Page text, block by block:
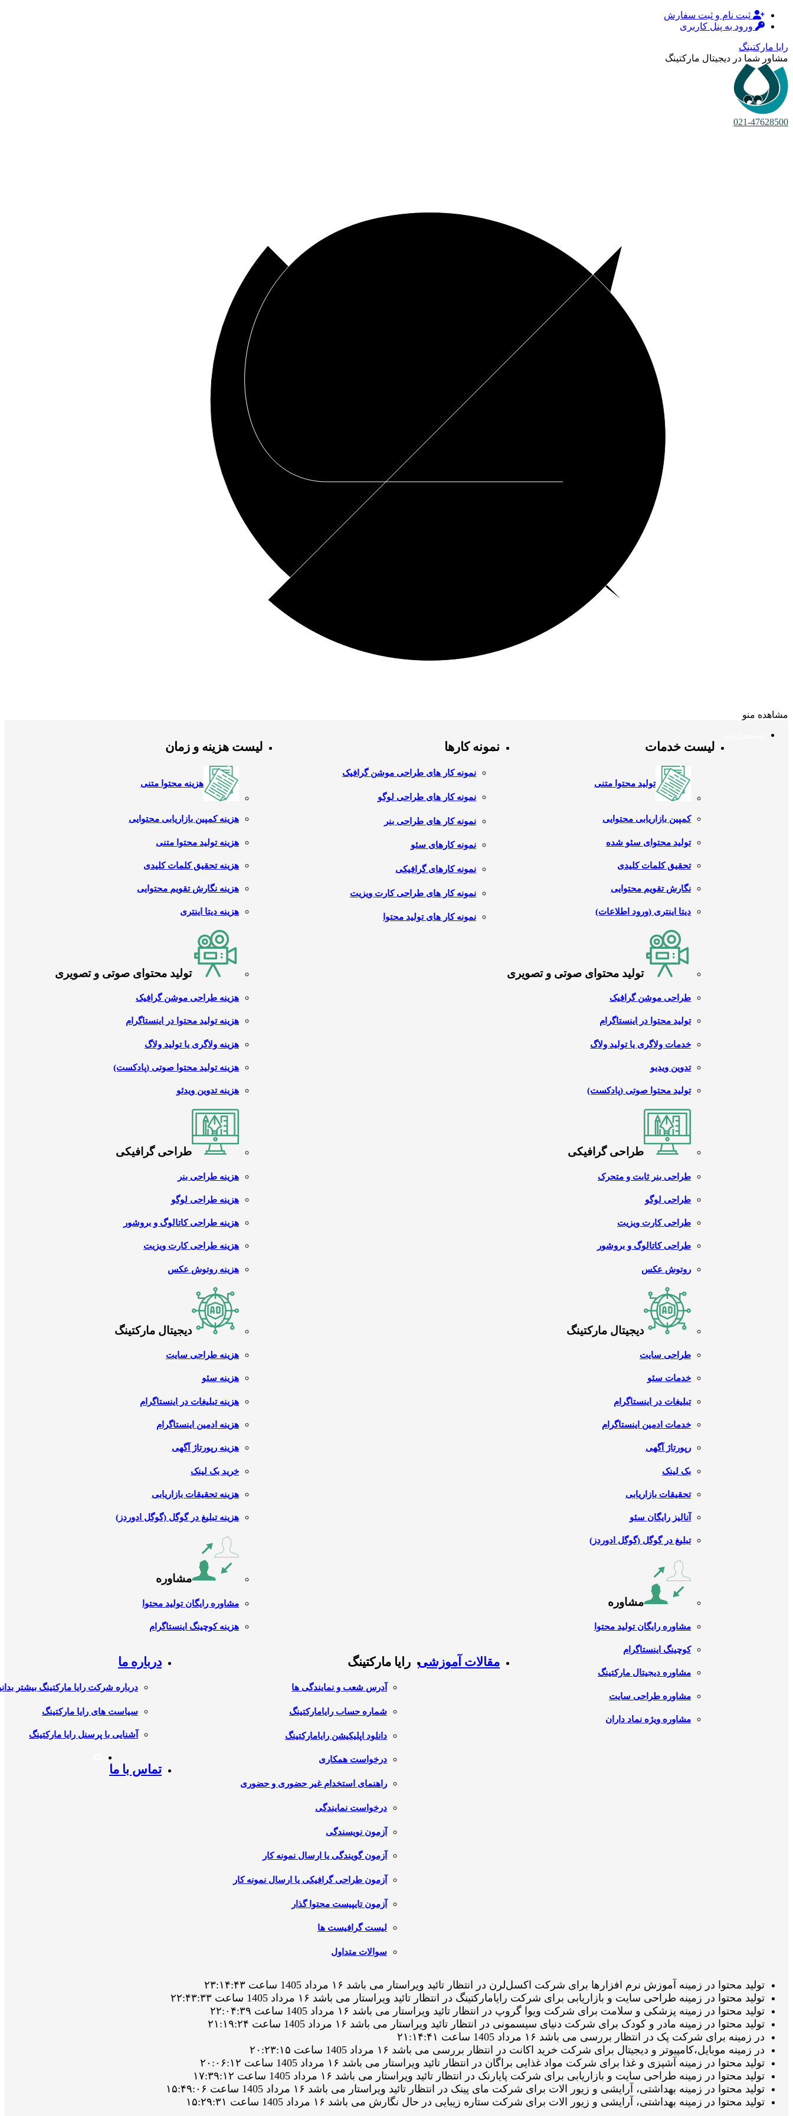
ثبت نام و ثبت سفارش
ورود به پنل کاربری
رایا مارکتینگ
مشاور شما در دیجیتال مارکتینگ
021-47628500
مشاهده منو
لیست خدمات
تولید محتوا متنی
کمپین بازاریابی محتوایی
تولید محتوای سئو شده
تحقیق کلمات کلیدی
نگارش تقویم محتوایی
دیتا اینتری (ورود اطلاعات)
تولید محتوای صوتی و تصویری
طراحی موشن گرافیک
تولید محتوا در اینستاگرام
خدمات ولاگری یا تولید ولاگ
تدوین ویدیو
تولید محتوا صوتی (پادکست)
طراحی گرافیکی
طراحی بنر ثابت و متحرک
طراحی لوگو
طراحی کارت ویزیت
طراحی کاتالوگ و بروشور
روتوش عکس
دیجیتال مارکتینگ
طراحی سایت
خدمات سئو
تبلیغات در اینستاگرام
خدمات ادمین اینستاگرام
رپورتاژ آگهی
بک لینک
تحقیقات بازاریابی
آنالیز رایگان سئو
تبلیغ در گوگل (گوگل ادوردز)
مشاوره
مشاوره رایگان تولید محتوا
کوچینگ اینستاگرام
مشاوره دیجیتال مارکتینگ
مشاوره طراحی سایت
مشاوره ویژه نماد داران
نمونه کارها
نمونه کار های طراحی موشن گرافیک
نمونه کار های طراحی لوگو
نمونه کار های طراحی بنر
نمونه کارهای سئو
نمونه کارهای گرافیکی
نمونه کار های طراحی کارت ویزیت
نمونه کار های تولید محتوا
لیست هزینه و زمان
هزینه محتوا متنی
هزینه کمپین بازاریابی محتوایی
هزینه تولید محتوا متنی
هزینه تحقیق کلمات کلیدی
هزینه نگارش تقویم محتوایی
هزینه دیتا اینتری
تولید محتوای صوتی و تصویری
هزینه طراحی موشن گرافیک
هزینه تولید محتوا در اینستاگرام
هزینه ولاگری یا تولید ولاگ
هزینه تولید محتوا صوتی (پادکست)
هزینه تدوین ویدئو
طراحی گرافیکی
هزینه طراحی بنر
هزینه طراحی لوگو
هزینه طراحی کاتالوگ و بروشور
هزینه طراحی کارت ویزیت
هزینه روتوش عکس
دیجیتال مارکتینگ
هزینه طراحی سایت
هزینه سئو
هزینه تبلیغات در اینستاگرام
هزینه ادمین اینستاگرام
هزینه رپورتاژ آگهی
خرید بک لینک
هزینه تحقیقات بازاریابی
هزینه تبلیغ در گوگل (گوگل ادوردز)
مشاوره
مشاوره رایگان تولید محتوا
هزینه کوچینگ اینستاگرام
مقالات آموزشی رایا مارکتینگ
آدرس شعب و نمایندگی ها
شماره حساب رایامارکتینگ
دانلود اپلیکیشن رایامارکتینگ
درخواست همکاری
راهنمای استخدام غیر حضوری و حضوری
درخواست نمایندگی
آزمون نویسندگی
آزمون گویندگی یا ارسال نمونه کار
آزمون طراحی گرافیکی یا ارسال نمونه کار
آزمون تایپیست محتوا گذار
لیست گرافیست ها
سوالات متداول
درباره ما
درباره شرکت رایا مارکتینگ بیشتر
سیاست های رایا مارکتینگ
آشنایی با پرسنل رایا مارکتینگ
تماس با ما
تولید محتوا در زمینه آموزش نرم افزارها برای شرکت اکسل‌لرن در انتظار تائید ویراستار می باشد ۱۶ مرداد 1405 ساعت ۲۳:۱۴:۴۳
تولید محتوا در زمینه طراحی سایت و بازاریابی برای شرکت رایامارکتینگ در انتظار تائید ویراستار می باشد ۱۶ مرداد 1405 ساعت ۲۲:۴۳:۳۳
تولید محتوا در زمینه پزشکی و سلامت برای شرکت ویوا گروپ در انتظار تائید ویراستار می باشد ۱۶ مرداد 1405 ساعت ۲۲:۰۴:۳۹
تولید محتوا در زمینه مادر و کودک برای شرکت دنیای سیسمونی در انتظار تائید ویراستار می باشد ۱۶ مرداد 1405 ساعت ۲۱:۱۹:۲۴
در زمینه برای شرکت پک در انتظار بررسی می باشد ۱۶ مرداد 1405 ساعت ۲۱:۱۴:۴۱
در زمینه موبایل،کامپیوتر و دیجیتال برای شرکت خرید اکانت در انتظار بررسی می باشد ۱۶ مرداد 1405 ساعت ۲۰:۲۳:۱۵
تولید محتوا در زمینه آشپزی و غذا برای شرکت مواد غذایی براگان در انتظار تائید ویراستار می باشد ۱۶ مرداد 1405 ساعت ۲۰:۰۶:۱۲
تولید محتوا در زمینه طراحی سایت و بازاریابی برای شرکت پایارنک در انتظار تائید ویراستار می باشد ۱۶ مرداد 1405 ساعت ۱۷:۳۹:۱۲
تولید محتوا در زمینه بهداشتی، آرایشی و زیور الات برای شرکت مای پینک در انتظار تائید ویراستار می باشد ۱۶ مرداد 1405 ساعت ۱۵:۴۹:۰۶
تولید محتوا در زمینه بهداشتی، آرایشی و زیور الات برای شرکت ستاره زیبایی در حال نگارش می باشد ۱۶ مرداد 1405 ساعت ۱۵:۲۹:۳۱